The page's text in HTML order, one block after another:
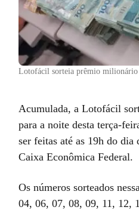
Lotofácil sorteia prêmio milionário
Acumulada, a Lotofácil
para a noite desta terça-
ser feitas até as 19h do dia
Caixa Econômica Federal.
Os números sorteados
04, 06, 07, 08, 09, 11, 12,